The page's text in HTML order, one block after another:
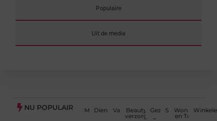
Populaire
Uit de media
NU POPULAIR MediaDienstverlening
VakantieBeauty en
verzorging
Gezondheid
SportWoning
en Tuin